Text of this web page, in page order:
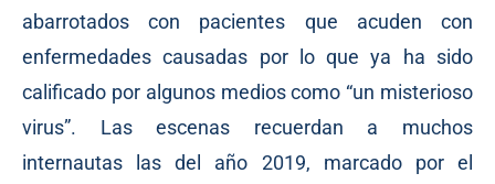
abarrotados con pacientes que acuden con
enfermedades causadas por lo que ya ha sido
calificado por algunos medios como “un misterioso
virus”. Las escenas recuerdan a muchos
internautas las del año 2019, marcado por el